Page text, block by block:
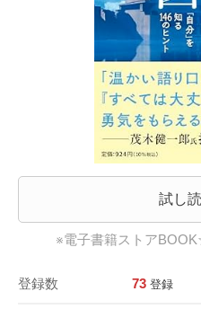
試し
※電子書籍ストア
登録数 73 登録